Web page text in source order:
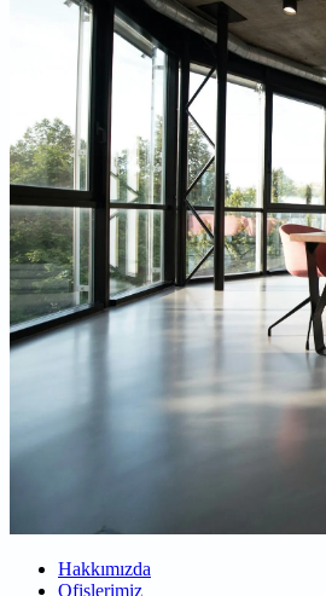
Hakkımızda
Ofislerimiz